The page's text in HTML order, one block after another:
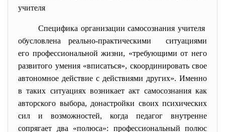
учителя
Специфика организации самосознания учителя
обусловлена реально-практическими ситуациями
его профессиональной жизни, «требующими от него
развитого умения «вписаться», скоординировать свое
автономное действие с действиями других». Именно
в таких ситуациях возникает акт самосознания как
авторского выбора, донастройки своих психических
сил и возможностей, когда педагог внутренне
сопрягает два «полюса»: профессиональный полюс